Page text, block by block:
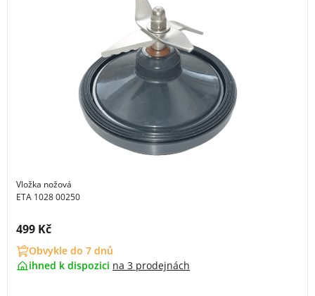
Vložka nožová
ETA 1028 00250
Cena s DPH:
499 Kč
Obvykle do 7 dnů
ihned k dispozici na 3 prodejnách